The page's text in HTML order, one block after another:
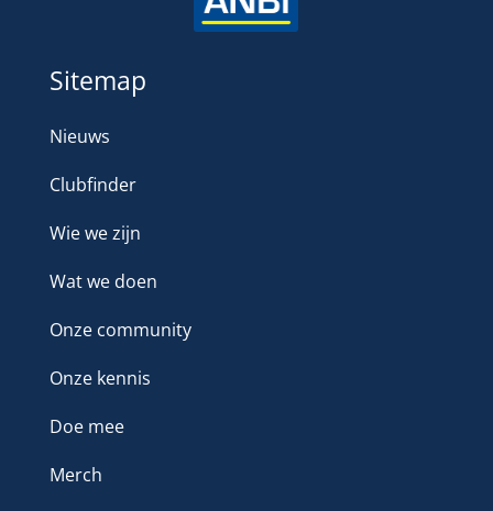
Sitemap
Nieuws
Clubfinder
Wie we zijn
Wat we doen
Onze community
Onze kennis
Doe mee
Merch